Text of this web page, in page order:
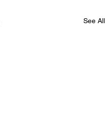
See All